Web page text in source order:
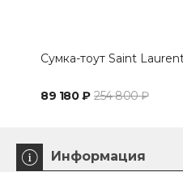
Сумка-тоут Saint
89 180 ₽ 254 800 ₽
Информация